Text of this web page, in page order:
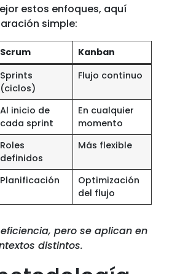
estos enfoques, aquí
simple:
Scrum
Kanban
Sprints
(ciclos)
Flujo continuo
Al inicio de
cada sprint
En cualquier
momento
Roles
definidos
Más flexible
Planificación
Optimización
del flujo
pero se aplican en
distintos.